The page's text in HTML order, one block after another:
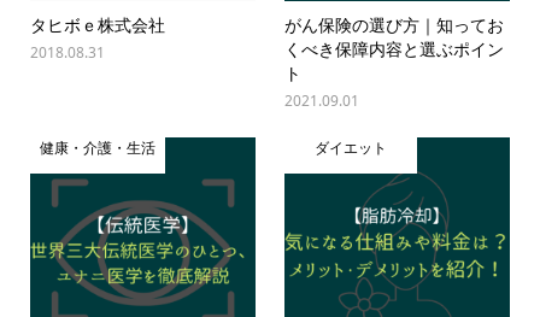
タヒボｅ株式会社
2018.08.31
がん保険の選び方｜知ってお
くべき保障内容と選ぶポイン
ト
2021.09.01
健康・介護・生活 ダイエット